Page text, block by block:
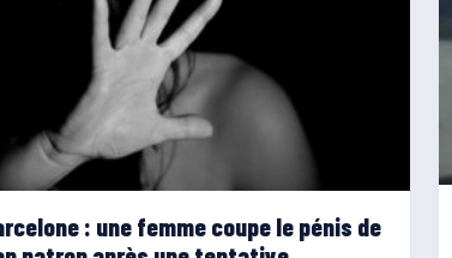
: une femme coupe le pénis de